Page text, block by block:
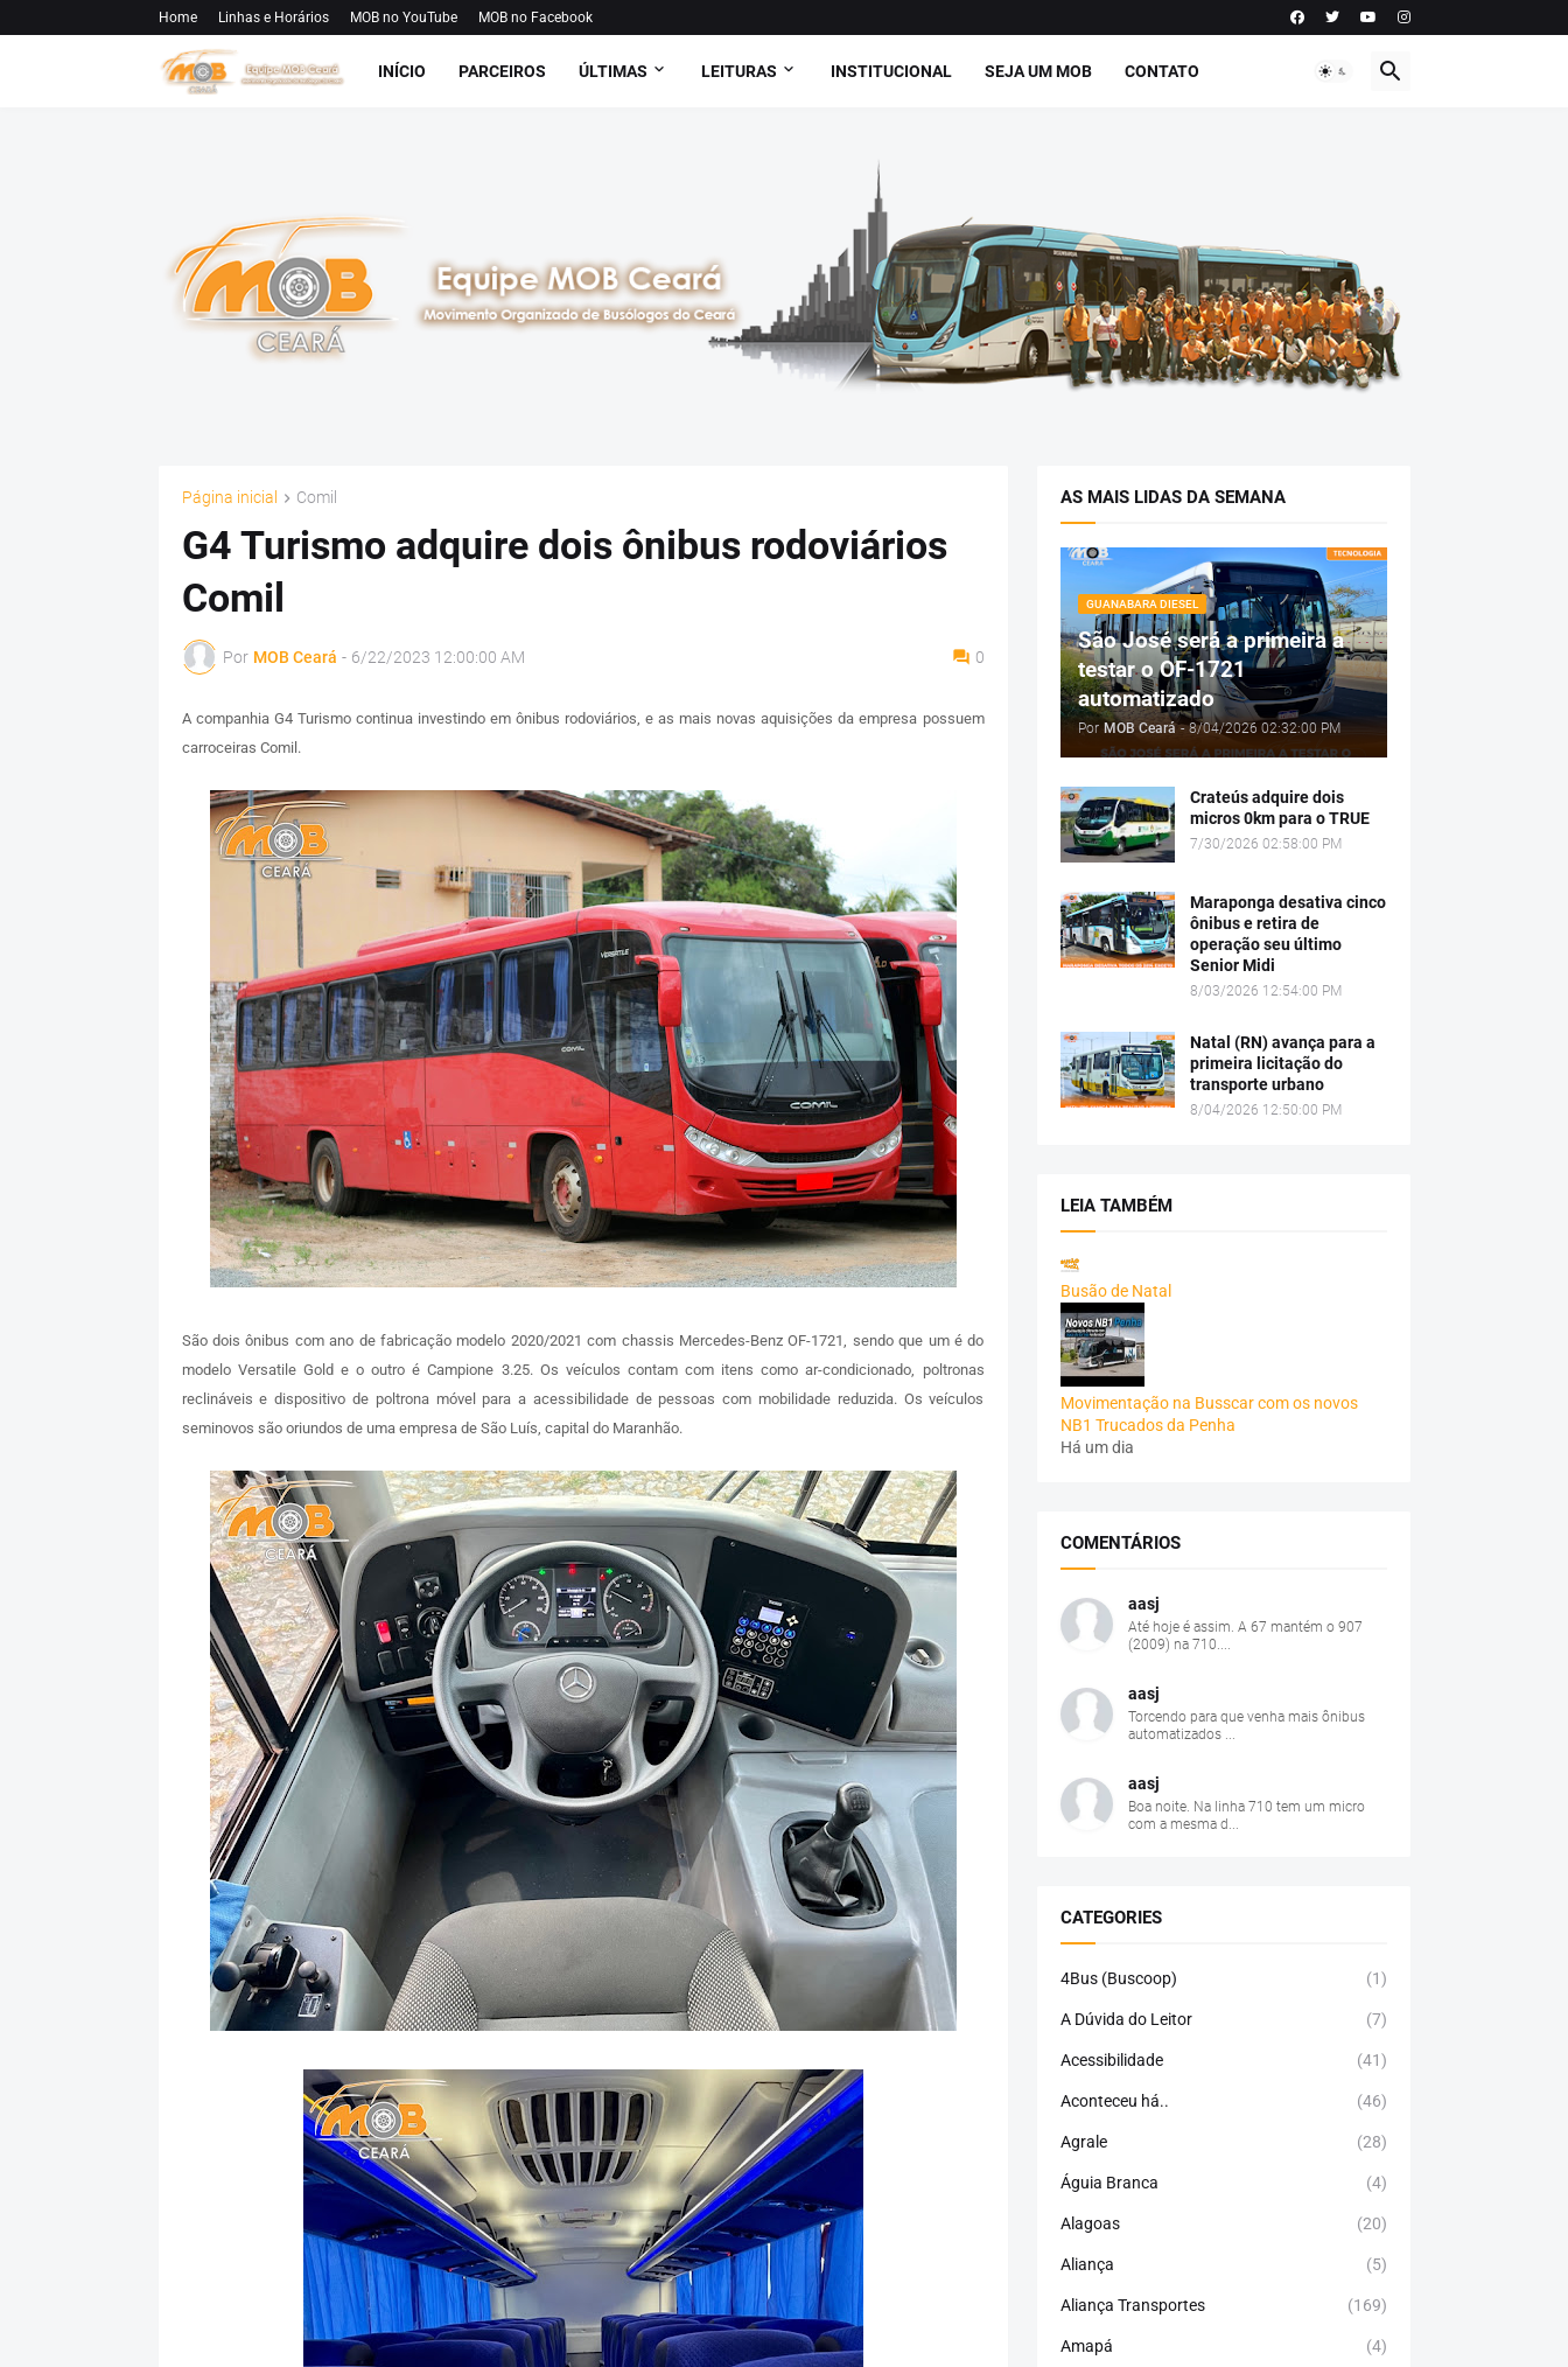
Home Linhas e Horários MOB no YouTube MOB no Facebook
INÍCIO PARCEIROS ÚLTIMAS LEITURAS INSTITUCIONAL SEJA UM MOB CONTATO
Página inicial Comil
G4 Turismo adquire dois ônibus rodoviários
Comil
Por MOB Ceará - 6/22/2023 12:00:00 AM 0
A companhia G4 Turismo continua investindo em ônibus rodoviários, e as mais novas aquisições da empresa possuem
carroceiras Comil.
São dois ônibus com ano de fabricação modelo 2020/2021 com chassis Mercedes-Benz OF-1721, sendo que um é do
modelo Versatile Gold e o outro é Campione 3.25. Os veículos contam com itens como ar-condicionado, poltronas
reclináveis e dispositivo de poltrona móvel para a acessibilidade de pessoas com mobilidade reduzida. Os veículos
seminovos são oriundos de uma empresa de São Luís, capital do Maranhão.
AS MAIS LIDAS DA SEMANA
GUANABARA DIESEL
São José será a primeira a
testar o OF-1721
automatizado
Por MOB Ceará - 8/04/2026 02:32:00 PM
Crateús adquire dois
micros 0km para o TRUE
7/30/2026 02:58:00 PM
Maraponga desativa cinco
ônibus e retira de
operação seu último
Senior Midi
8/03/2026 12:54:00 PM
Natal (RN) avança para a
primeira licitação do
transporte urbano
8/04/2026 12:50:00 PM
LEIA TAMBÉM
Busão de Natal
Movimentação na Busscar com os novos
NB1 Trucados da Penha
Há um dia
COMENTÁRIOS
aasj
Até hoje é assim. A 67 mantém o 907
(2009) na 710....
aasj
Torcendo para que venha mais ônibus
automatizados ...
aasj
Boa noite. Na linha 710 tem um micro
com a mesma d...
CATEGORIES
4Bus (Buscoop) (1)
A Dúvida do Leitor (7)
Acessibilidade (41)
Aconteceu há.. (46)
Agrale (28)
Águia Branca (4)
Alagoas (20)
Aliança (5)
Aliança Transportes (169)
Amapá (4)